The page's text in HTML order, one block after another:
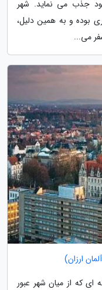
جذب می نماید. شهر
بوده و به همین دلیل،
می...
ای که از میان شهر عبور